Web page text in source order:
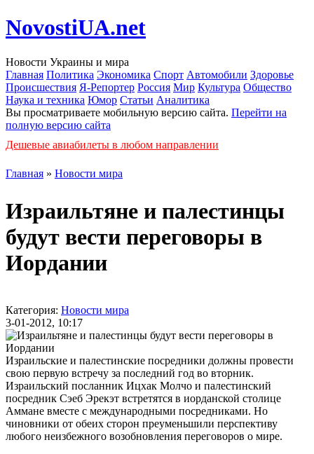
NovostiUA.net
Новости Украины и мира
Главная Политика Экономика Спорт Автомобили Здоровье
Происшествия Я-Репортер Россия Мир Культура Общество
Наука и техника Юмор Статьи Аналитика
Вы просматриваете мобильную версию сайта. Перейти на
полную версию сайта
Дешевые авиабилеты в любом направлении
Главная » Новости мира
Израильтяне и палестинцы
будут вести переговоры в
Иордании
Категория: Новости мира
3-01-2012, 10:17
Израильские и палестинские посредники должны провести
свою первую встречу за последний год во вторник.
Израильский посланник Ицхак Молчо и палестинский
посредник Сэеб Эрекэт встретятся в иорданской столице
Аммане вместе с международными посредниками. Но
чиновники от обеих сторон преуменьшили перспективу
любого неизбежного возобновления переговоров о мире.